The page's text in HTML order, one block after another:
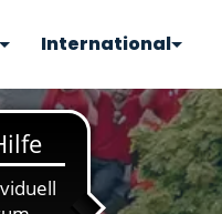
International